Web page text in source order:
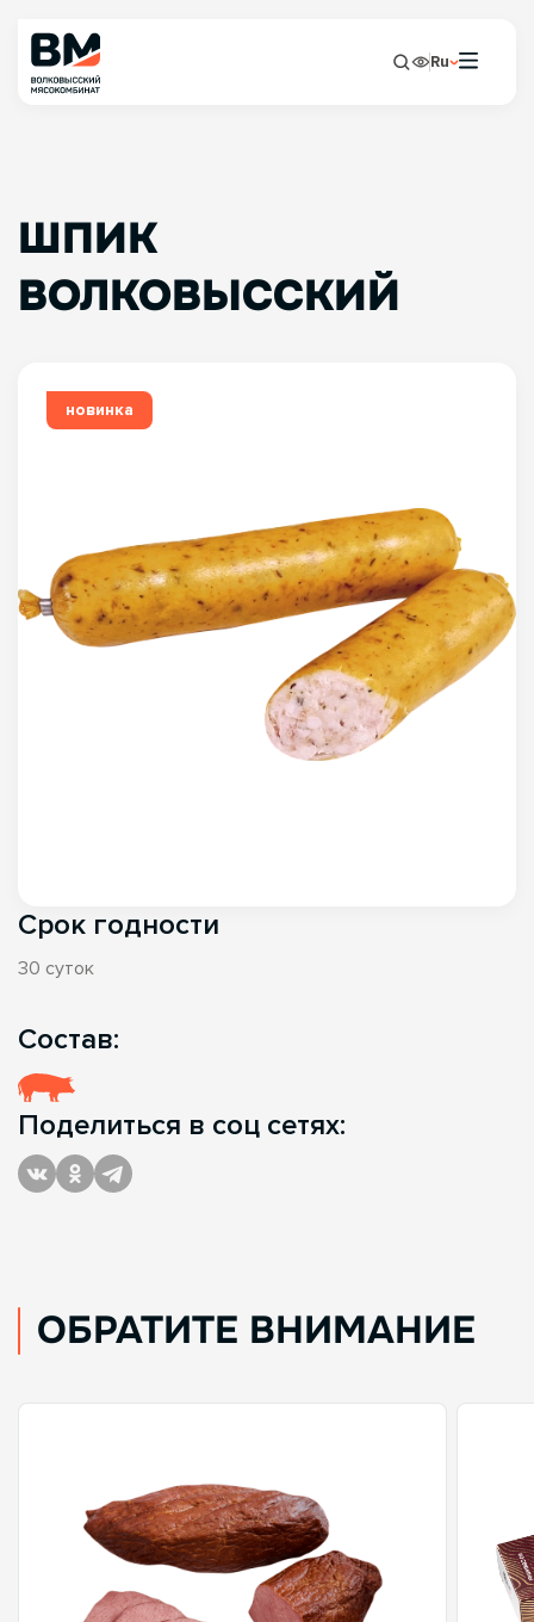
Ru
ШПИК
ВОЛКОВЫССКИЙ
новинка
Состав:
Срок годности
30 суток
Поделиться в соц сетях:
ОБРАТИТЕ ВНИМАНИЕ